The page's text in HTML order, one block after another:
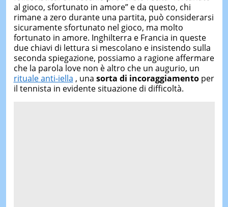
al gioco, sfortunato in amore” e da questo, chi
rimane a zero durante una partita, può considerarsi
sicuramente sfortunato nel gioco, ma molto
fortunato in amore. Inghilterra e Francia in queste
due chiavi di lettura si mescolano e insistendo sulla
seconda spiegazione, possiamo a ragione affermare
che la parola love non è altro che un augurio, un
rituale anti-iella , una sorta di incoraggiamentoper
il tennista in evidente situazione di difficoltà.